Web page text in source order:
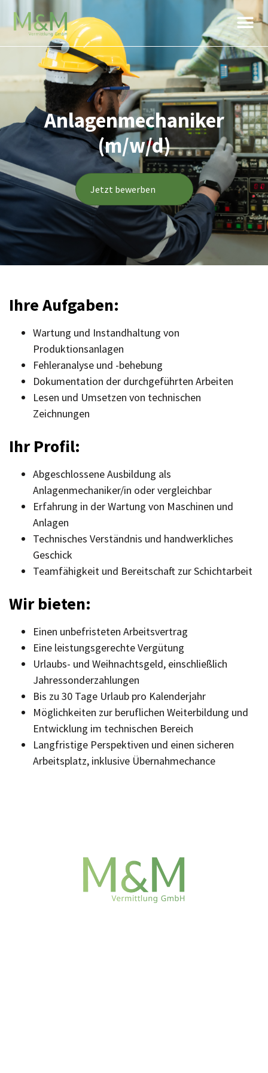
Anlagenmechaniker
(m/w/d)
Jetzt bewerben
Ihre Aufgaben:
Wartung und Instandhaltung von
Produktionsanlagen
Fehleranalyse und -behebung
Dokumentation der durchgeführten Arbeiten
Lesen und Umsetzen von technischen
Zeichnungen
Ihr Profil:
Abgeschlossene Ausbildung als
Anlagenmechaniker/in oder vergleichbar
Erfahrung in der Wartung von Maschinen und
Anlagen
Technisches Verständnis und handwerkliches
Geschick
Teamfähigkeit und Bereitschaft zur Schichtarbeit
Wir bieten:
Einen unbefristeten Arbeitsvertrag
Eine leistungsgerechte Vergütung
Urlaubs- und Weihnachtsgeld, einschließlich
Jahressonderzahlungen
Bis zu 30 Tage Urlaub pro Kalenderjahr
Möglichkeiten zur beruflichen Weiterbildung und
Entwicklung im technischen Bereich
Langfristige Perspektiven und einen sicheren
Arbeitsplatz, inklusive Übernahmechance